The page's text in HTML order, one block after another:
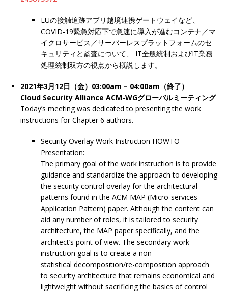
EUの接触追跡アプリ越境連携ゲートウェイなど、
COVID-19緊急対応下で急速に導⼊が進むコンテナ／マ
イクロサービス／サーバーレスプラットフォームのセ
キュリティと監査について、 IT全般統制およびIT業務
処理統制双⽅の視点から概説します。
2021年3月12日（金）03:00am – 04:00am（終了）
Cloud Security Alliance ACM-WGグローバルミーティング
Today’s meeting was dedicated to presenting the work
instructions for Chapter 6 authors.
Security Overlay Work Instruction HOWTO
Presentation:
The primary goal of the work instruction is to provide
guidance and standardize the approach to developing
the security control overlay for the architectural
patterns found in the ACM MAP (Micro-services
Application Pattern) paper. Although the content can
aid any number of roles, it is tailored to security
architecture, the MAP paper specifically, and the
architect’s point of view. The secondary work
instruction goal is to create a non-
statistical decomposition/re-composition approach
to security architecture that remains economical and
lightweight without sacrificing the basics of control